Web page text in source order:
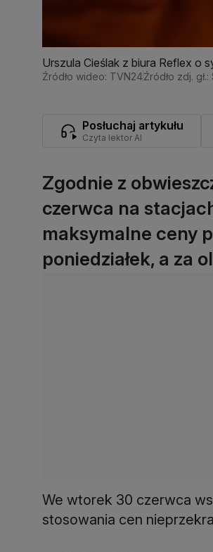
Urszula Cieślak z biura Reflex o
Źródło wideo: TVN24Źródło zdj.
Posłuchaj artykułu
Czyta lektor AI
Zgodnie z
czerwca na
maksymalne ceny
poniedziałek, a za
We wtorek 30 czerwca
stosowania cen